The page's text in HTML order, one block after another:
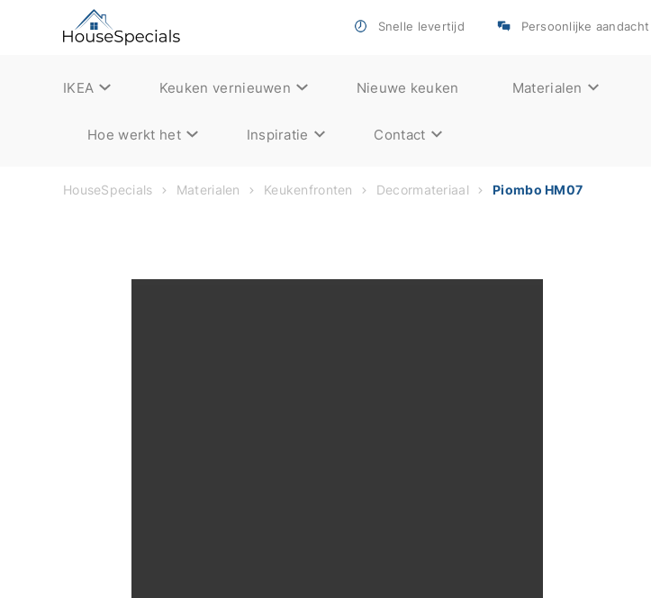
Snelle levertijd Persoonlijke aandacht
IKEA Keuken vernieuwen Nieuwe keuken Materialen
Hoe werkt het Inspiratie Contact
HouseSpecials Materialen Keukenfronten Decormateriaal Piombo HM07